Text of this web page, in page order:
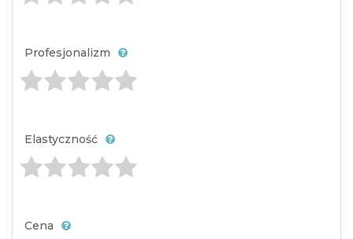
Profesjonalizm
Elastyczność
Cena